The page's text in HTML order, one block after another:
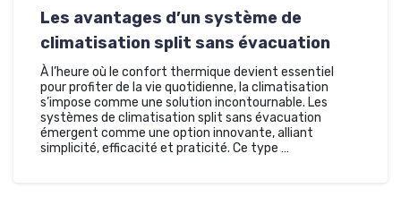
Les avantages d’un système de
climatisation split sans évacuation
À l’heure où le confort thermique devient essentiel
pour profiter de la vie quotidienne, la climatisation
s’impose comme une solution incontournable. Les
systèmes de climatisation split sans évacuation
émergent comme une option innovante, alliant
simplicité, efficacité et praticité. Ce type …